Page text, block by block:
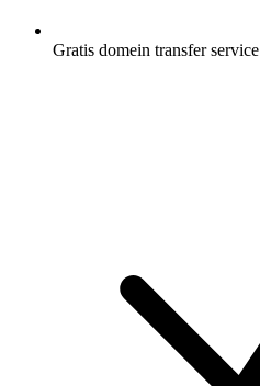
Gratis domein transfer service